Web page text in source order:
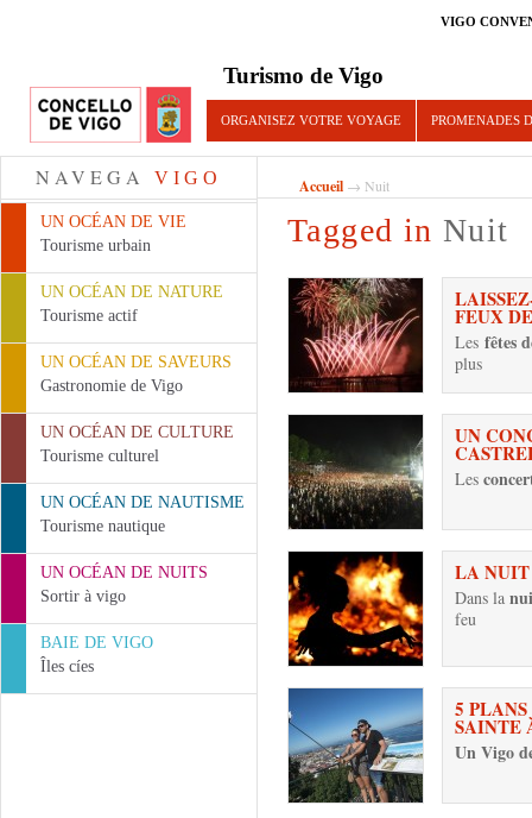
VIGO
Turismo de Vigo
ORGANISEZ VOTRE VOYAGE PROMENADES
NAVEGA VIGO
UN OCÉAN DE VIE
Tourisme urbain
UN OCÉAN DE NATURE
Tourisme actif
UN OCÉAN DE SAVEURS
Gastronomie de Vigo
UN OCÉAN DE CULTURE
Tourisme culturel
UN OCÉAN DE NAUTISME
Tourisme nautique
UN OCÉAN DE NUITS
Sortir à vigo
BAIE DE VIGO
Îles cíes
Accueil → Nuit
Tagged in Nuit
FEUX
Les fêtes
plus
UN
Les
LA NUIT
Dans la
feu
5
SAINTE
Un Vigo